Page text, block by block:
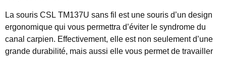
La souris CSL TM137U sans fil est une souris d’un design
ergonomique qui vous permettra d’éviter le syndrome du
canal carpien. Effectivement, elle est non seulement d’une
grande durabilité, mais aussi elle vous permet de travailler